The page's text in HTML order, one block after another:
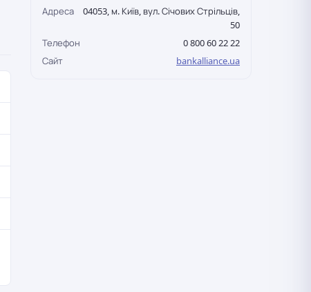
Адреса
04053, м. Київ, вул. Січових Стрільців,
50
Телефон
0 800 60 22 22
Сайт
bankalliance.ua